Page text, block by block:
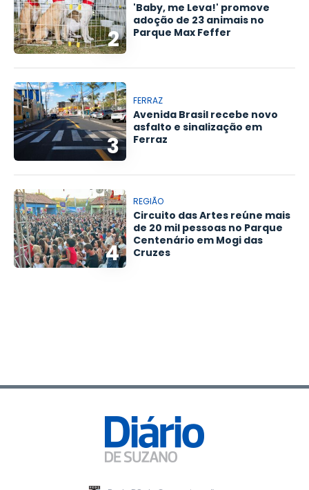
2
'Baby, me Leva!' promove
adoção de 23 animais no
Parque Max Feffer
3
FERRAZ
Avenida Brasil recebe novo
asfalto e sinalização em
Ferraz
4
REGIÃO
Circuito das Artes reúne mais
de 20 mil pessoas no Parque
Centenário em Mogi das
Cruzes